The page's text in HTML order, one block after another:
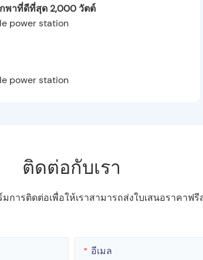
พาที่ดีที่สุด 2,000 วัตต์
ติดต่อกับเรา
ารติดต่อเพื่อให้เราสามารถส่งใบเสนอราคาฟ
อีเมล